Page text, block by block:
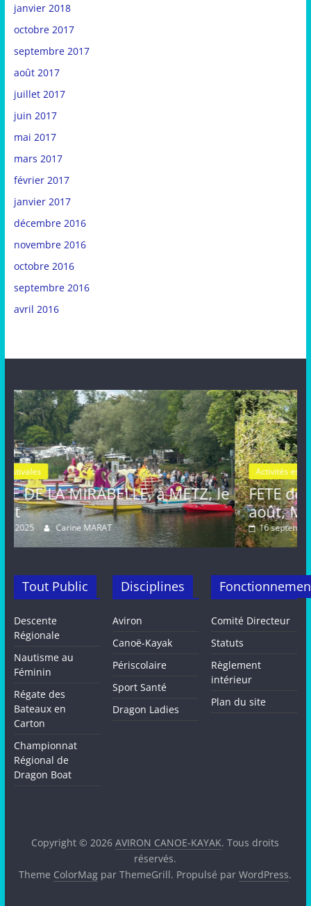
janvier 2018
octobre 2017
septembre 2017
août 2017
juillet 2017
juin 2017
mai 2017
mars 2017
février 2017
janvier 2017
décembre 2016
novembre 2016
octobre 2016
septembre 2016
avril 2016
METZ, le
Activités estivales Actualités
FETE de la MIRABELLE,
août, METZ
16 septembre 2024 Carine MARAT
Tout Public
Descente
Régionale
Nautisme au
Féminin
Régate des
Bateaux en
Carton
Championnat
Régional de
Dragon Boat
Disciplines
Aviron
Canoë-Kayak
Périscolaire
Sport Santé
Dragon Ladies
Comité Directeur
Statuts
Règlement
intérieur
Plan du site
Copyright © 2026AVIRON CANOE-KAYAK. Tous droits
réservés.
Theme ColorMag par ThemeGrill. Propulsé parWordPress.